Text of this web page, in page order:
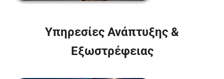
Υπηρεσίες Ανάπτυξης &
Εξωστρέφειας